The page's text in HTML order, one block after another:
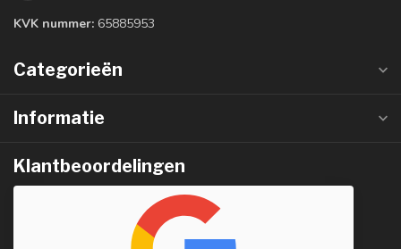
KVK nummer: 65885953
Categorieën
Informatie
Klantbeoordelingen